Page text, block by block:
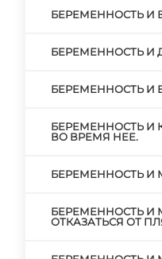
БЕРЕМЕННОСТЬ И
БЕРЕМЕННОСТЬ И
БЕРЕМЕННОСТЬ И
БЕРЕМЕННОСТЬ
ВО ВРЕМЯ НЕЕ.
БЕРЕМЕННОСТЬ И
БЕРЕМЕННОСТЬ И
ОТКАЗАТЬСЯ ОТ